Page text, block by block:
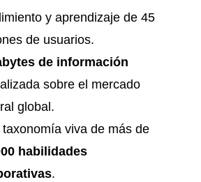
y aprendizaje de 45
de usuarios.
de información
sobre el mercado
global.
taxonomía viva de más de
habilidades
.